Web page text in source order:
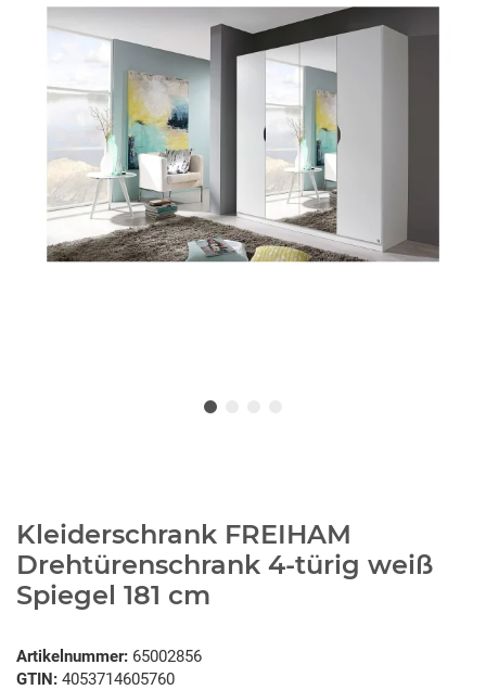
Kleiderschrank FREIHAM
Drehtürenschrank 4-türig weiß
Spiegel 181 cm
Artikelnummer: 65002856
GTIN: 4053714605760